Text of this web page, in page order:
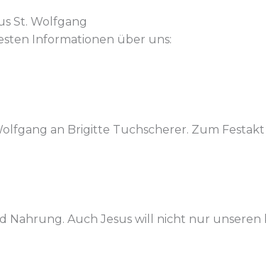
St. Wolfgang
Informationen über uns:
an Brigitte Tuchscherer. Zum
Nahrung. Auch Jesus will nicht nur